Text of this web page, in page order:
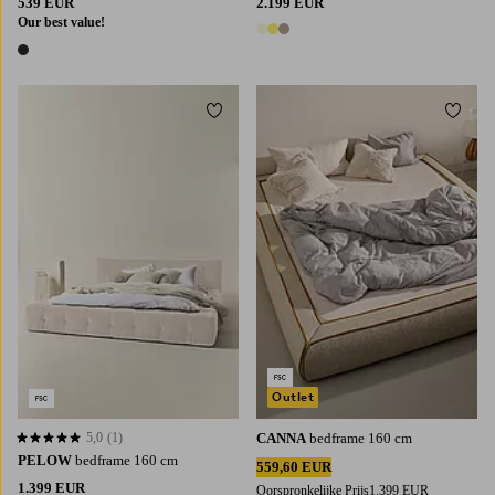
Our best value!
1 kleur
3 kleuren
PELOW bedframe 160 cm
1.399 EUR
5,0 op basis van 1 beoordelingen
5,0 (1)
Toevoegen aan favorieten
CANNA bedframe 160 cm
559,60 EUR
Oorspronkelijke Prijs1.399 EUR
Outlet